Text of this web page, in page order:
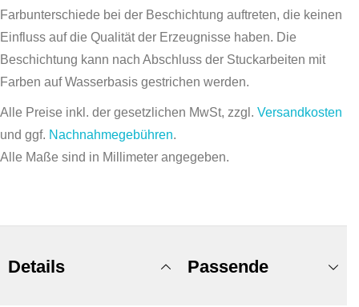
Farbunterschiede bei der Beschichtung auftreten, die keinen
Einfluss auf die Qualität der Erzeugnisse haben. Die
Beschichtung kann nach Abschluss der Stuckarbeiten mit
Farben auf Wasserbasis gestrichen werden.
Alle Preise inkl. der gesetzlichen MwSt, zzgl. Versandkosten
und ggf. Nachnahmegebühren.
Alle Maße sind in Millimeter angegeben.
Details Passende